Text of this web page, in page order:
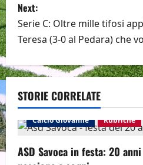
t
n
a
v
i
g
Next:
Serie C: Oltre mille tifosi
Teresa (3-0 al Pedara) che
STORIE CORRELATE
Calcio Giovanile Rubriche
ASD Savoca in festa: 20